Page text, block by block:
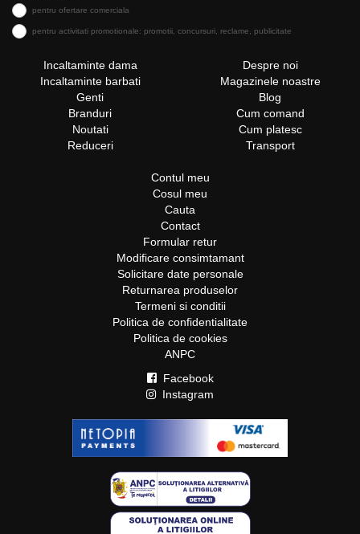
pentru ofertare comerciala
pentru activitati promotionale: promotii, concursuri, reclame, publicitate
Incaltaminte dama
Incaltaminte barbati
Genti
Branduri
Noutati
Reduceri
Despre noi
Magazinele noastre
Blog
Cum comand
Cum platesc
Transport
Contul meu
Cosul meu
Cauta
Contact
Formular retur
Modificare consimtamant
Solicitare date personale
Returnarea produselor
Termeni si conditii
Politica de confidentialitate
Politica de cookies
ANPC
Facebook
Instagram